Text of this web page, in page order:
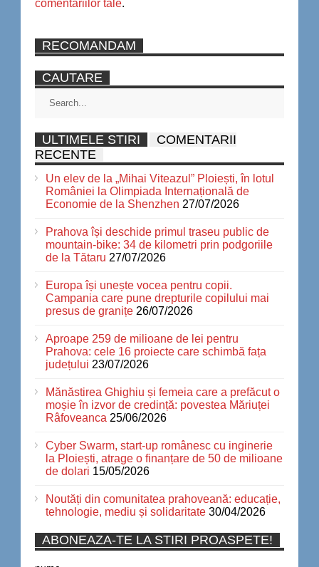
comentariilor tale.
RECOMANDAM
CAUTARE
ULTIMELE STIRI
COMENTARII
RECENTE
Un elev de la „Mihai Viteazul” Ploiești, în lotul
României la Olimpiada Internațională de
Economie de la Shenzhen 27/07/2026
Prahova își deschide primul traseu public de
mountain-bike: 34 de kilometri prin podgoriile
de la Tătaru 27/07/2026
Europa își unește vocea pentru copii.
Campania care pune drepturile copilului mai
presus de granițe 26/07/2026
Aproape 259 de milioane de lei pentru
Prahova: cele 16 proiecte care schimbă fața
județului 23/07/2026
Mănăstirea Ghighiu și femeia care a prefăcut o
moșie în izvor de credință: povestea Măriuței
Râfoveanca 25/06/2026
Cyber Swarm, start-up românesc cu inginerie
la Ploiești, atrage o finanțare de 50 de milioane
de dolari 15/05/2026
Noutăți din comunitatea prahoveană: educație,
tehnologie, mediu și solidaritate 30/04/2026
ABONEAZA-TE LA STIRI PROASPETE!